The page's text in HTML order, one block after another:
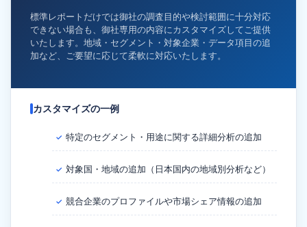
標準レポートだけでは御社の調査目的や検討範囲に十分対応
できない場合も、御社専用の内容にカスタマイズしてご提供
いたします。地域・セグメント・対象企業・データ項目の追
加など、ご要望に応じて柔軟に対応いたします。
カスタマイズの一例
✓ 特定のセグメント・用途に関する詳細分析の追加
✓ 対象国・地域の追加（日本国内の地域別分析など）
✓ 競合企業のプロファイルや市場シェア情報の追加